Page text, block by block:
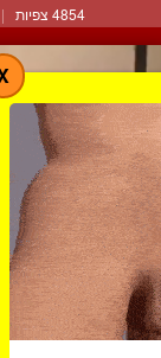
4854 צפיות |
הרגליים
3585 צפיות |